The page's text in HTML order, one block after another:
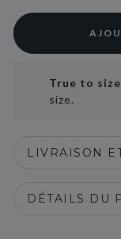
True to size
size.
LIVRAISON
DÉTAILS DU